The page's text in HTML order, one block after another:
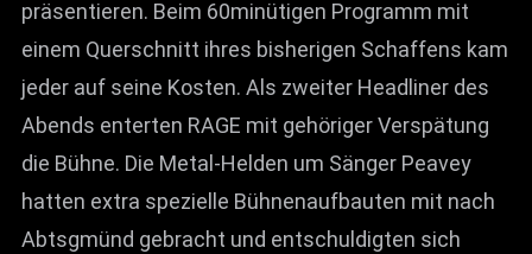
präsentieren. Beim 60minütigen Programm mit
einem Querschnitt ihres bisherigen Schaffens kam
jeder auf seine Kosten. Als zweiter Headliner des
Abends enterten RAGE mit gehöriger Verspätung
die Bühne. Die Metal-Helden um Sänger Peavey
hatten extra spezielle Bühnenaufbauten mit nach
Abtsgmünd gebracht und entschuldigten sich